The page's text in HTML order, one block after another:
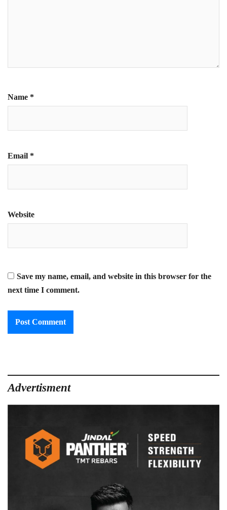
Name *
Email *
Website
Save my name, email, and website in this browser for the
next time I comment.
Advertisment